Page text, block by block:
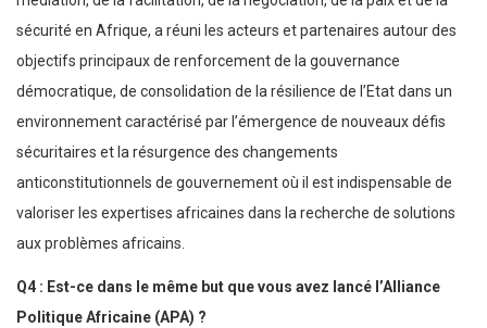
sécurité en Afrique, a réuni les acteurs et partenaires autour des
objectifs principaux de renforcement de la gouvernance
démocratique, de consolidation de la résilience de l’Etat dans un
environnement caractérisé par l’émergence de nouveaux défis
sécuritaires et la résurgence des changements
anticonstitutionnels de gouvernement où il est indispensable de
valoriser les expertises africaines dans la recherche de solutions
aux problèmes africains.
Q4 : Est-ce dans le même but que vous avez lancé l’Alliance
Politique Africaine (APA) ?